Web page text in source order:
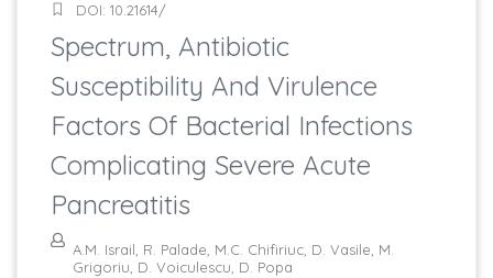
DOI: 10.21614/
Spectrum, Antibiotic
Susceptibility And Virulence
Factors Of Bacterial Infections
Complicating Severe Acute
Pancreatitis
A.M. Israil, R. Palade, M.C. Chifiriuc, D. Vasile, M.
Grigoriu, D. Voiculescu, D. Popa